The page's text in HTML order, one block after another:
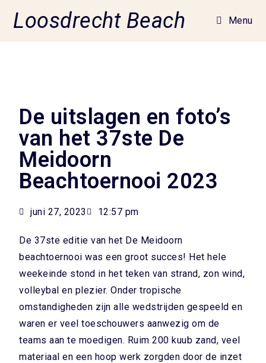
Loosdrecht Beach Menu
De uitslagen en foto’s
van het 37ste De
Meidoorn
Beachtoernooi 2023
juni 27, 2023 12:57 pm
De 37ste editie van het De Meidoorn
beachtoernooi was een groot succes! Het hele
weekeinde stond in het teken van strand, zon wind,
volleybal en plezier. Onder tropische
omstandigheden zijn alle wedstrijden gespeeld en
waren er veel toeschouwers aanwezig om de
teams aan te moedigen. Ruim 200 kuub zand, veel
materiaal en een hoop werk zorgden door de inzet